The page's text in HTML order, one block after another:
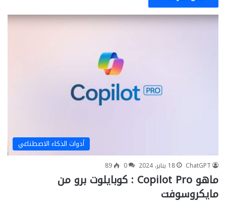
أدوات الذكاء الاصطناعي
ChatGPT 18 يناير، 2024 0
89
ماهو Copilot Pro : كوبايلوت برو من
مايكروسوفت